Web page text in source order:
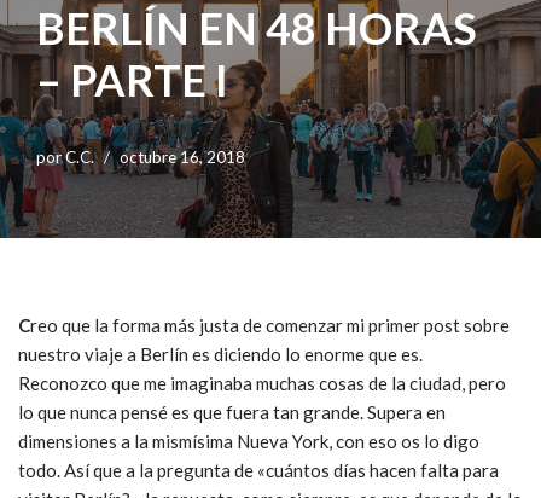
BERLÍN EN 48 HORAS
– PARTE I
porC.C. octubre 16, 2018
Creo que la forma más justa de comenzar mi primer post sobre
nuestro viaje a Berlín es diciendo lo enorme que es.
Reconozco que me imaginaba muchas cosas de la ciudad, pero
lo que nunca pensé es que fuera tan grande. Supera en
dimensiones a la mismísima Nueva York, con eso os lo digo
todo. Así que a la pregunta de «cuántos días hacen falta para